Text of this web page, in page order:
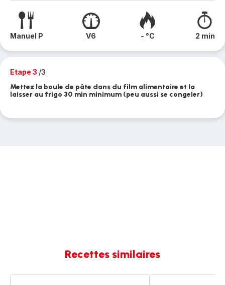
Manuel P V6 - °C 2 min
Etape 3 /3
Mettez la boule de pâte dans du film alimentaire et la
laisser au frigo 30 min minimum (peu aussi se congeler)
Recettes similaires